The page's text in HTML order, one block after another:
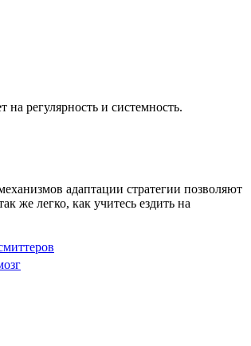
регулярность и системность.
адаптации стратегии позволяют
же легко, как учитесь ездить на